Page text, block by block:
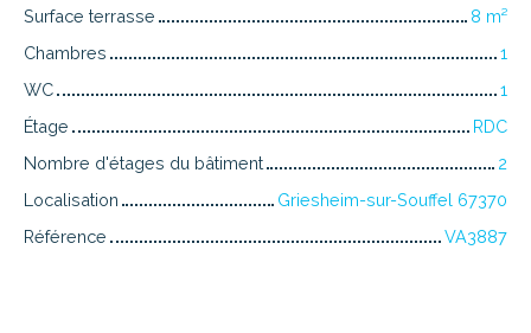
Surface terrasse 8 m²
Chambres
1
WC
1
Étage
RDC
Nombre d'étages du bâtiment
2
Localisation
Griesheim-sur-Souffel 67370
Référence
VA3887